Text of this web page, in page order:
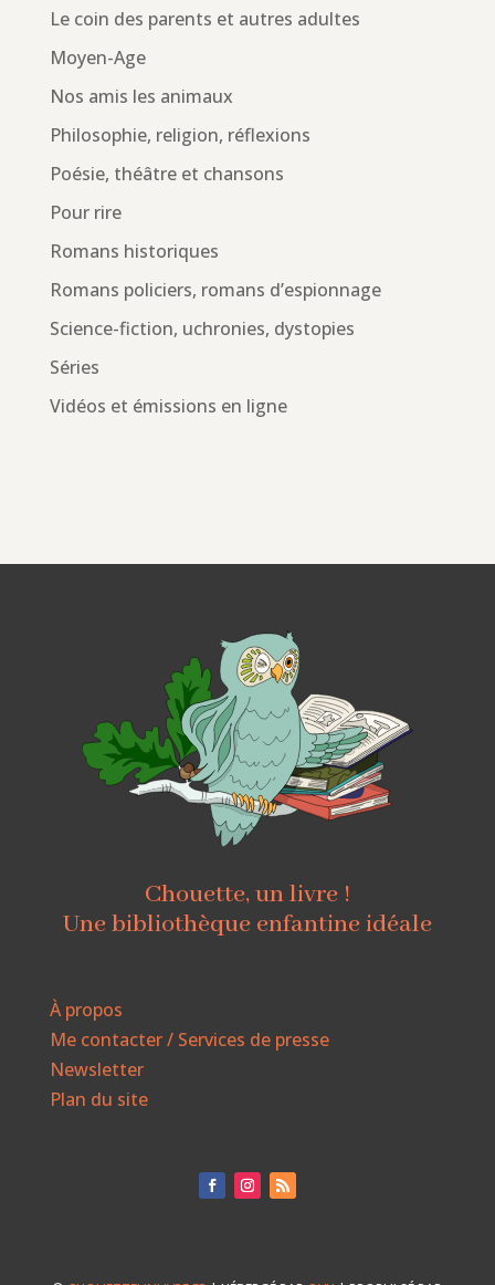
Le coin des parents et autres adultes
Moyen-Age
Nos amis les animaux
Philosophie, religion, réflexions
Poésie, théâtre et chansons
Pour rire
Romans historiques
Romans policiers, romans d’espionnage
Science-fiction, uchronies, dystopies
Séries
Vidéos et émissions en ligne
Chouette, un livre !
Une bibliothèque enfantine idéale
À propos
Me contacter / Services de presse
Newsletter
Plan du site